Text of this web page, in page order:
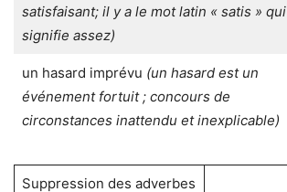
satisfaisant; il y a le mot latin « satis » qui
signifie assez)
un hasard imprévu (un hasard est un
événement fortuit ; concours de
circonstances inattendu et inexplicable)
Suppression des adverbes